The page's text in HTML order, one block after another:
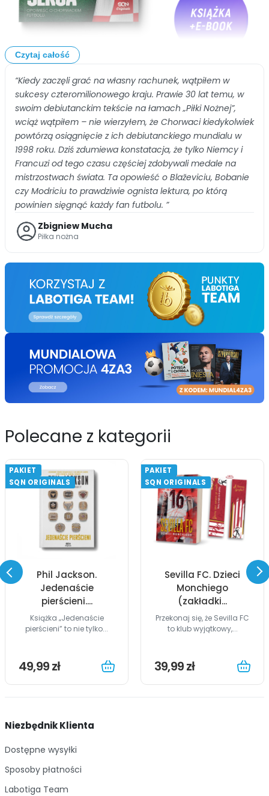
Czytaj całość
“Kiedy zaczęli grać na własny rachunek, wątpiłem w
sukcesy czteromilionowego kraju. Prawie 30 lat temu, w
swoim debiutanckim tekście na łamach „Piłki Nożnej”,
wciąż wątpiłem – nie wierzyłem, że Chorwaci kiedykolwiek
powtórzą osiągnięcie z ich debiutanckiego mundialu w
1998 roku. Dziś zdumiewa konstatacja, że tylko Niemcy i
Francuzi od tego czasu częściej zdobywali medale na
mistrzostwach świata. Ta opowieść o Blaževiciu, Bobanie
czy Modriciu to prawdziwie ognista lektura, po którą
powinien sięgnąć każdy fan futbolu. ”
Zbigniew Mucha
Piłka nożna
Polecane z kategorii
PAKIET
SQN ORIGINALS
Phil Jackson.
Jedenaście
pierścieni....
Książka „Jedenaście
pierścieni” to nie tylko...
49,99 zł
PAKIET
SQN ORIGINALS
Sevilla FC. Dzieci
Monchiego
(zakładki...
Przekonaj się, że Sevilla FC
to klub wyjątkowy,...
39,99 zł
Niezbędnik Klienta
Dostępne wysyłki
Sposoby płatności
Labotiga Team